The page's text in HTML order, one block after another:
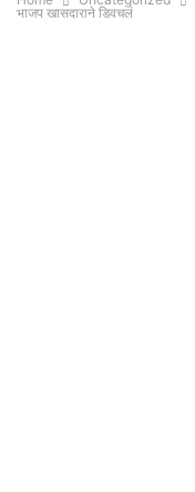
भाजप खासदाराने डिवचलं